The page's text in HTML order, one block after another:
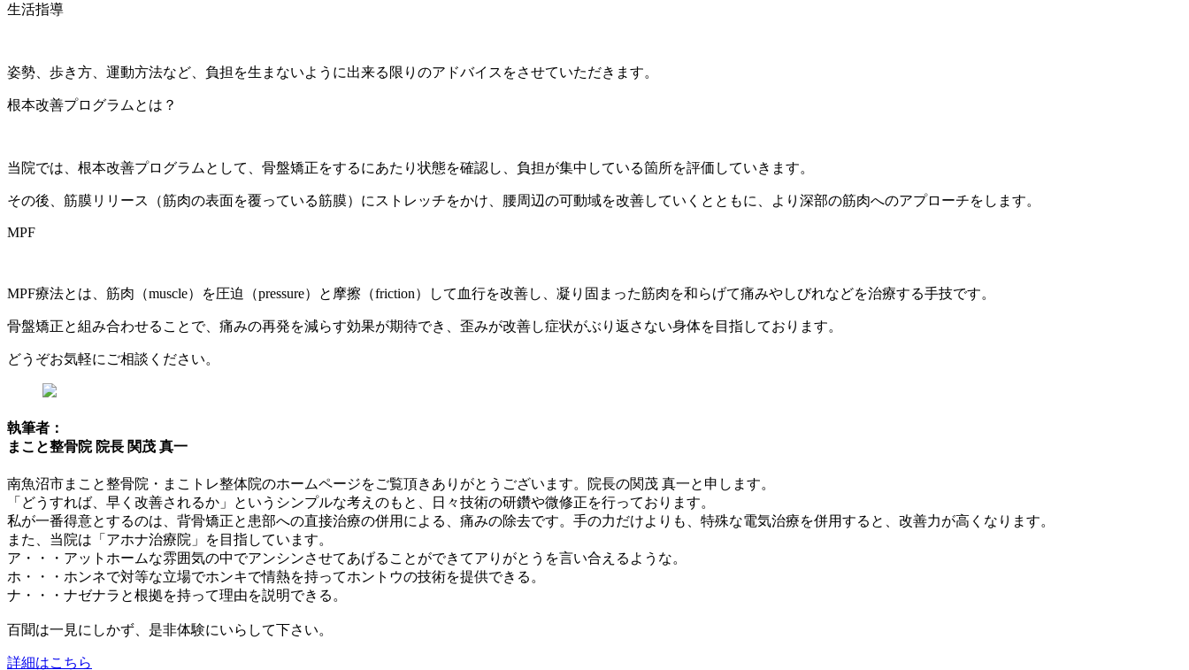
生活指導
姿勢、歩き方、運動方法など、負担を生まないように出来る限りのアドバイスをさせていただきます。
根本改善プログラムとは？
当院では、根本改善プログラムとして、骨盤矯正をするにあたり状態を確認し、負担が集中している箇所を評価していきます。
その後、筋膜リリース（筋肉の表面を覆っている筋膜）にストレッチをかけ、腰周辺の可動域を改善していくとともに、より深部の筋肉へのアプローチをします。
MPF
MPF療法とは、筋肉（muscle）を圧迫（pressure）と摩擦（friction）して血行を改善し、凝り固まった筋肉を和らげて痛みやしびれなどを治療する手技です。
骨盤矯正と組み合わせることで、痛みの再発を減らす効果が期待でき、歪みが改善し症状がぶり返さない身体を目指しております。
どうぞお気軽にご相談ください。
執筆者：
まこと整骨院 院長 関茂 真一
南魚沼市まこと整骨院・まこトレ整体院のホームページをご覧頂きありがとうございます。院長の関茂 真一と申します。
「どうすれば、早く改善されるか」というシンプルな考えのもと、日々技術の研鑽や微修正を行っております。
私が一番得意とするのは、背骨矯正と患部への直接治療の併用による、痛みの除去です。手の力だけよりも、特殊な電気治療を併用すると、改善力が高くなります。
また、当院は「アホナ治療院」を目指しています。
ア・・・アットホームな雰囲気の中でアンシンさせてあげることができてアりがとうを言い合えるような。
ホ・・・ホンネで対等な立場でホンキで情熱を持ってホントウの技術を提供できる。
ナ・・・ナゼナラと根拠を持って理由を説明できる。
百聞は一見にしかず、是非体験にいらして下さい。
詳細はこちら